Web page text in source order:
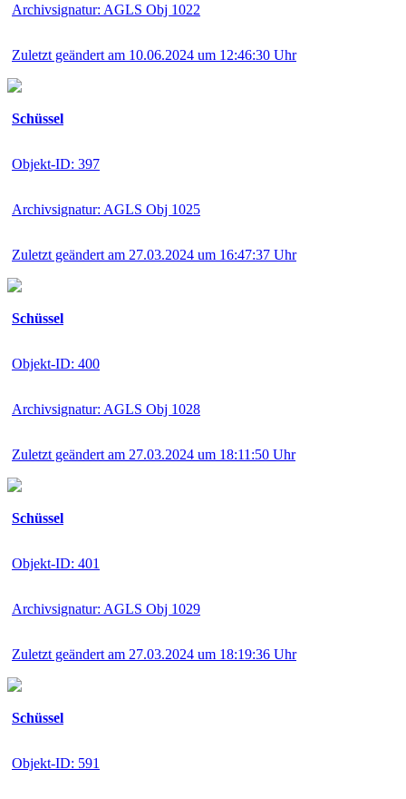
Archivsignatur: AGLS Obj 1022
Zuletzt geändert am 10.06.2024 um 12:46:30 Uhr
Schüssel
Objekt-ID: 397
Archivsignatur: AGLS Obj 1025
Zuletzt geändert am 27.03.2024 um 16:47:37 Uhr
Schüssel
Objekt-ID: 400
Archivsignatur: AGLS Obj 1028
Zuletzt geändert am 27.03.2024 um 18:11:50 Uhr
Schüssel
Objekt-ID: 401
Archivsignatur: AGLS Obj 1029
Zuletzt geändert am 27.03.2024 um 18:19:36 Uhr
Schüssel
Objekt-ID: 591